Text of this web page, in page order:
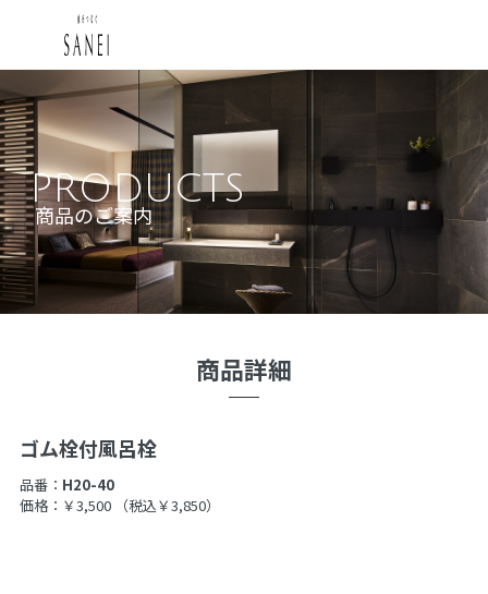
PRODUCTS
商品のご案内
商品詳細
ゴム栓付風呂栓
品番： H20-40
価格：￥3,500
（税込￥3,850）